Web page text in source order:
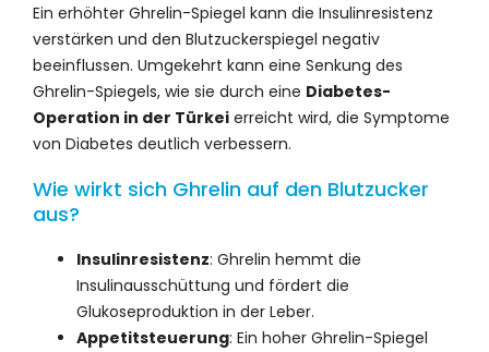
Ein erhöhter Ghrelin-Spiegel kann die Insulinresistenz
verstärken und den Blutzuckerspiegel negativ
beeinflussen. Umgekehrt kann eine Senkung des
Ghrelin-Spiegels, wie sie durch eine Diabetes-
Operation in der Türkei erreicht wird, die Symptome
von Diabetes deutlich verbessern.
Wie wirkt sich Ghrelin auf den Blutzucker
aus?
Insulinresistenz: Ghrelin hemmt die
Insulinausschüttung und fördert die
Glukoseproduktion in der Leber.
Appetitsteuerung: Ein hoher Ghrelin-Spiegel